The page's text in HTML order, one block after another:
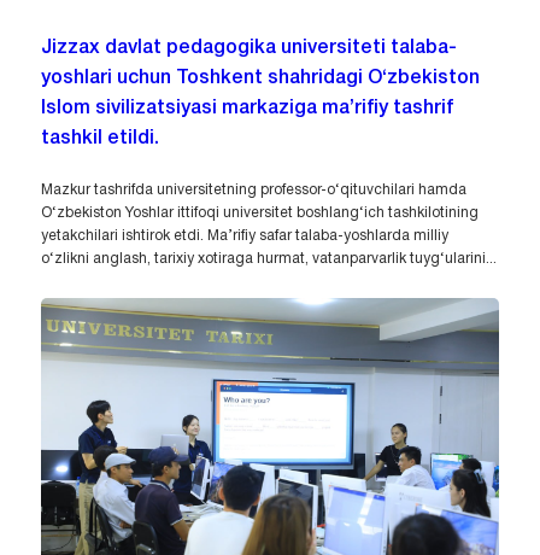
Jizzax davlat pedagogika universiteti talaba-
yoshlari uchun Toshkent shahridagi O‘zbekiston
Islom sivilizatsiyasi markaziga ma’rifiy tashrif
tashkil etildi.
Mazkur tashrifda universitetning professor-o‘qituvchilari hamda
O‘zbekiston Yoshlar ittifoqi universitet boshlang‘ich tashkilotining
yetakchilari ishtirok etdi. Ma’rifiy safar talaba-yoshlarda milliy
o‘zlikni anglash, tarixiy xotiraga hurmat, vatanparvarlik tuyg‘ularini...